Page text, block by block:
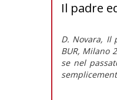
Il padre
D. Novara, Il
BUR, Milano
se nel